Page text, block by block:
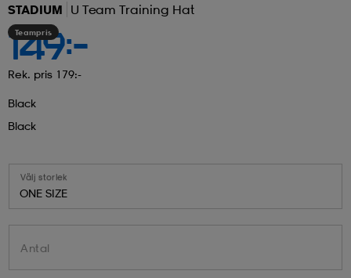
STADIUM U Team Training Hat
Teampris
149:-
Rek. pris 179:-
Black
Black
Välj storlek
ONE SIZE
Antal